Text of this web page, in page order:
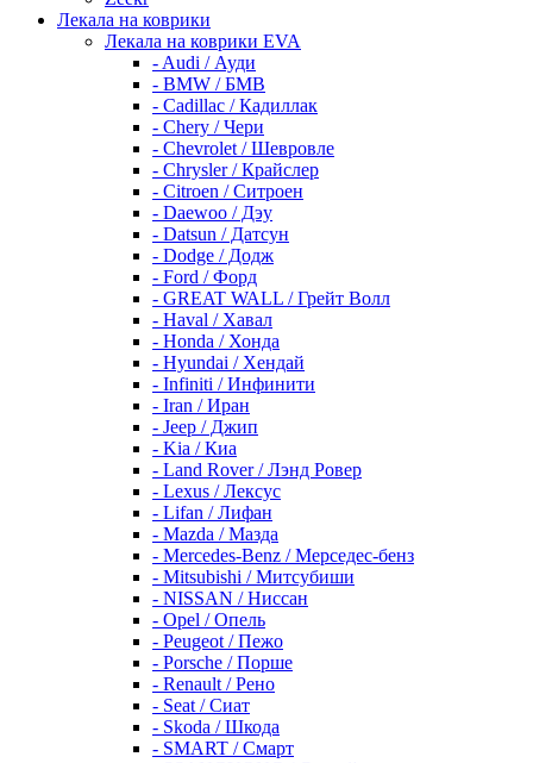
Лекала на коврики
Лекала на коврики EVA
- Audi / Ауди
- BMW / БМВ
- Cadillac / Кадиллак
- Chery / Чери
- Chevrolet / Шевровле
- Chrysler / Крайслер
- Citroen / Ситроен
- Daewoo / Дэу
- Datsun / Датсун
- Dodge / Додж
- Ford / Форд
- GREAT WALL / Грейт Волл
- Haval / Хавал
- Honda / Хонда
- Hyundai / Хендай
- Infiniti / Инфинити
- Iran / Иран
- Jeep / Джип
- Kia / Киа
- Land Rover / Лэнд Ровер
- Lexus / Лексус
- Lifan / Лифан
- Mazda / Мазда
- Mercedes-Benz / Мерседес-бенз
- Mitsubishi / Митсубиши
- NISSAN / Ниссан
- Opel / Опель
- Peugeot / Пежо
- Porsche / Порше
- Renault / Рено
- Seat / Сиат
- Skoda / Шкода
- SMART / Смарт